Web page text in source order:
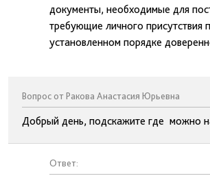
документы, необходимые для
требующие личного
установленном порядке
Вопрос от Ракова Анастасия Юрьевна
Добрый день, подскажите где можно
Ответ: